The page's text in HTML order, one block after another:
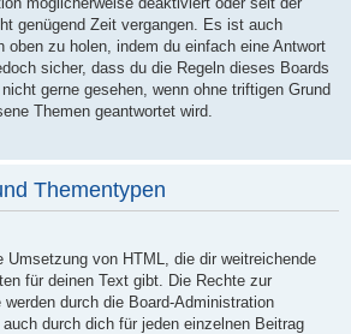
genügend Zeit vergangen. Es ist auch
oben zu holen, indem du einfach eine Antwort
sicher, dass du die Regeln dieses Boards
gerne gesehen, wenn ohne triftigen Grund
Themen geantwortet wird.
Thementypen
Umsetzung von HTML, die dir weitreichende
für deinen Text gibt. Die Rechte zur
durch die Board-Administration
durch dich für jeden einzelnen Beitrag